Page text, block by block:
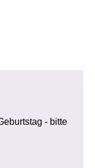
- bitte